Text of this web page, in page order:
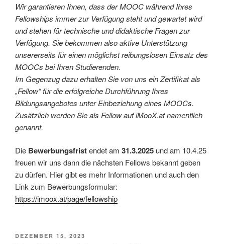
Wir garantieren Ihnen, dass der MOOC während Ihres
Fellowships immer zur Verfügung steht und gewartet wird
und stehen für technische und didaktische Fragen zur
Verfügung. Sie bekommen also aktive Unterstützung
unsererseits für einen möglichst reibungslosen Einsatz des
MOOCs bei Ihren Studierenden.
Im Gegenzug dazu erhalten Sie von uns ein Zertifikat als
„Fellow“ für die erfolgreiche Durchführung Ihres
Bildungsangebotes unter Einbeziehung eines MOOCs.
Zusätzlich werden Sie als Fellow auf iMooX.at namentlich
genannt.
Die Bewerbungsfristendet am 31.3.2025 und am 10.4.25
freuen wir uns dann die nächsten Fellows bekannt geben
zu dürfen. Hier gibt es mehr Informationen und auch den
Link zum Bewerbungsformular:
https://imoox.at/page/fellowship
VERÖFFENTLICHT
DEZEMBER 15, 2023